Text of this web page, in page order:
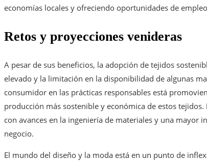
economías locales y ofreciendo oportunidades de
Retos y proyecciones venideras
A pesar de sus beneficios, la adopción de tejidos
elevado y la limitación en la disponibilidad de algunas
consumidor en las prácticas responsables está
producción más sostenible y económica de estos
con avances en la ingeniería de materiales y una mayor
negocio.
El mundo del diseño y la moda está en un punto de